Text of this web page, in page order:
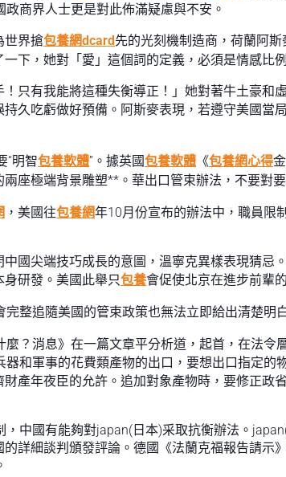
商界人士更是對此佈滿疑慮與不安。
世界搶包養網dcard先的光刻機制造商，荷蘭阿
一下，她對「愛」這個詞的定義，必須是情感比
只有我能將這種失衡導正！」她對著牛土豪和
久吃虧做好預備。阿斯麥表現，若遵守美國當
“明智包養軟體”。據英國包養軟體 《包養網心得
座極端背景雕塑**。華出口管束辦法，不要對要
，美國往包養網年10月份宣布的辦法中，職員限
國尖端技巧成長的意圖，溫寧克異樣表現猜
身研發。美國此舉只包養會促使北京在進步前輩
整追隨美國的管束政策也無法立即給出清楚明
麼？消息》在一篇文章平分析道，起首，在法令
和軍事的花費類產物的出口，要想出口指定
產年夜臣的允許。追加對象產物時，要修正政
中國有能夠對japan(日本)采取抗衡辦法。
詳細談判頒發評論。德國《法蘭克福報告請示